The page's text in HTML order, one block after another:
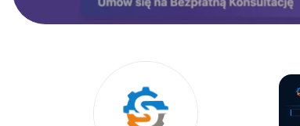
PR
Systemy teleinformatyczne